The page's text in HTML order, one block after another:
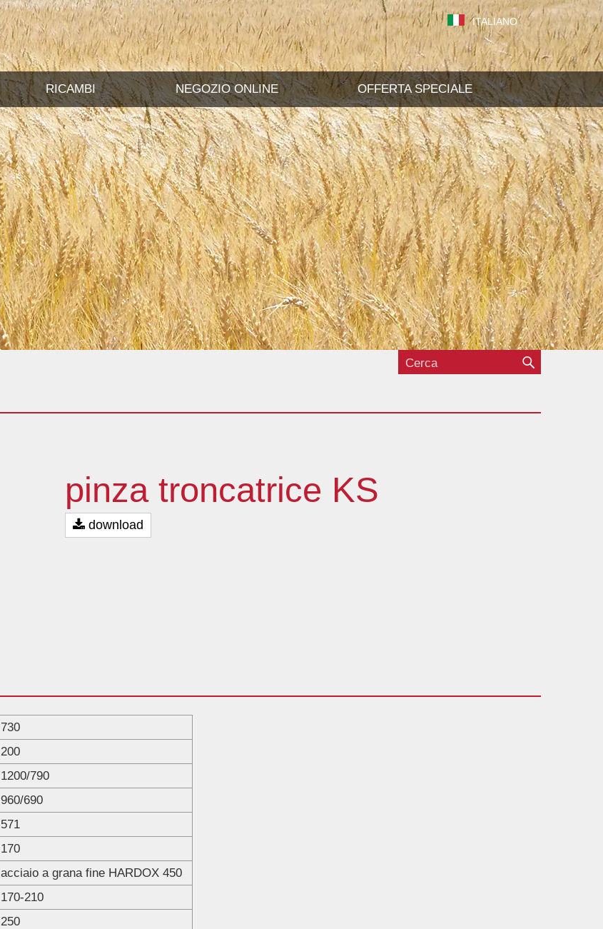
RICAMBI NEGOZIO ONLINE OFFERTA SPECIALE
ITALIANO
pinza troncatrice KS
download
730
200
1200/790
960/690
571
170
acciaio a grana fine HARDOX 450
170-210
250